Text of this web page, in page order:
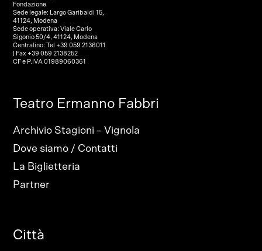
Fondazione
Sede legale: Largo Garibaldi 15,
41124, Modena
Sede operativa: Viale Carlo
Sigonio 50/4, 41124, Modena
Centralino: Tel +39 059 2136011
| Fax +39 059 2138252
CF e P.IVA 01989060361
Teatro Ermanno Fabbri
Archivio Stagioni – Vignola
Dove siamo / Contatti
La Biglietteria
Partner
Città